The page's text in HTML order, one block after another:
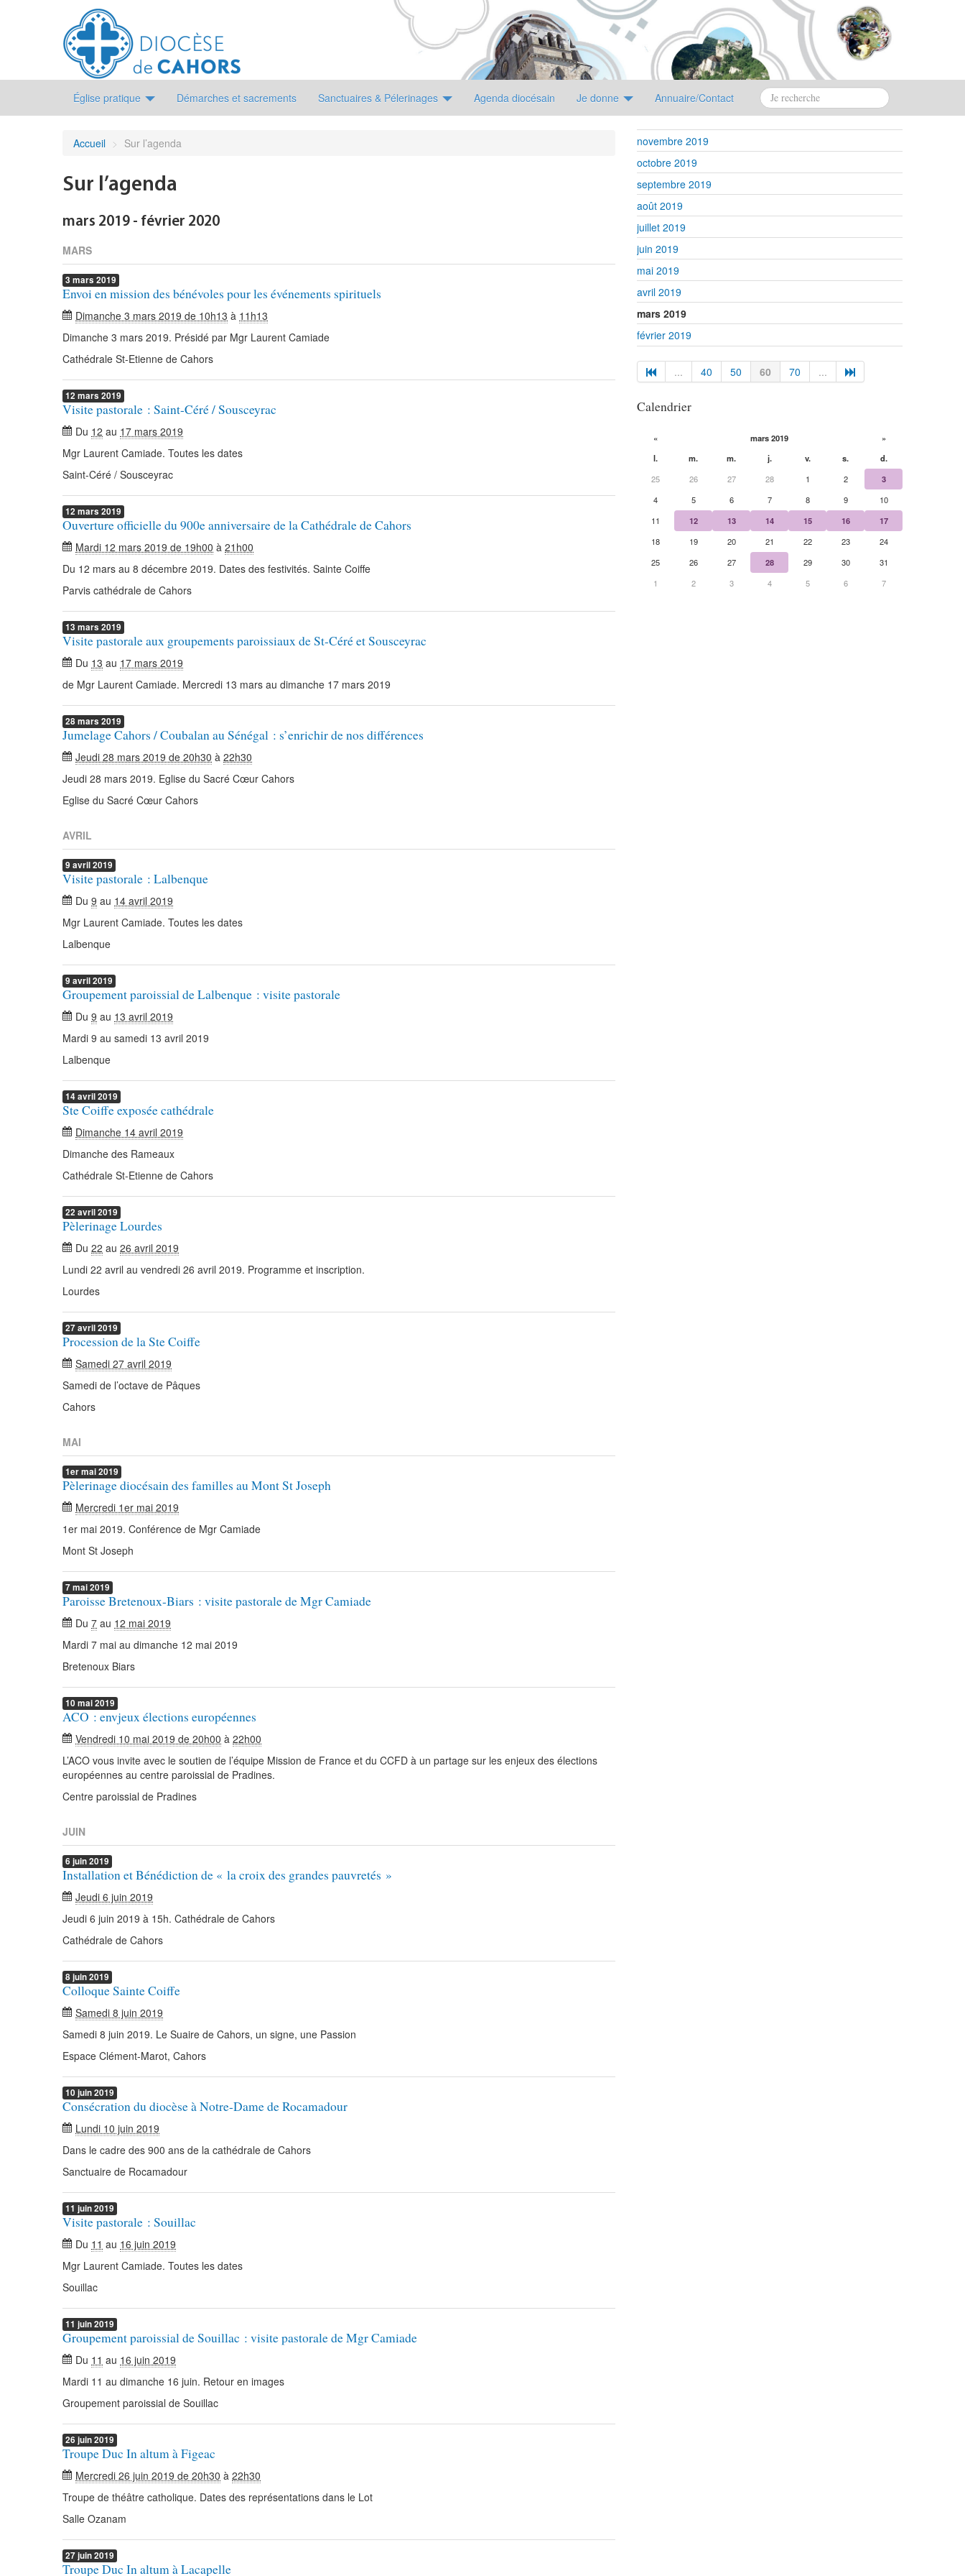
Église pratique Démarches et sacrements Sanctuaires & Pélerinages Agenda diocésain Je donne Annuaire/Contact
Accueil > Sur l’agenda
Sur l’agenda
mars 2019 - février 2020
MARS
3 mars 2019
Envoi en mission des bénévoles pour les événements spirituels
Dimanche 3 mars 2019 de 10h13 à 11h13
Dimanche 3 mars 2019. Présidé par Mgr Laurent Camiade
Cathédrale St-Etienne de Cahors
12 mars 2019
Visite pastorale : Saint-Céré / Sousceyrac
Du 12 au 17 mars 2019
Mgr Laurent Camiade. Toutes les dates
Saint-Céré / Sousceyrac
12 mars 2019
Ouverture officielle du 900e anniversaire de la Cathédrale de Cahors
Mardi 12 mars 2019 de 19h00 à 21h00
Du 12 mars au 8 décembre 2019. Dates des festivités. Sainte Coiffe
Parvis cathédrale de Cahors
13 mars 2019
Visite pastorale aux groupements paroissiaux de St-Céré et Sousceyrac
Du 13 au 17 mars 2019
de Mgr Laurent Camiade. Mercredi 13 mars au dimanche 17 mars 2019
28mars 2019
Jumelage Cahors / Coubalan au Sénégal : s’enrichir de nos différences
Jeudi 28 mars 2019 de 20h30 à 22h30
Jeudi 28 mars 2019. Eglise du Sacré Cœur Cahors
Eglise du Sacré Cœur Cahors
AVRIL
9 avril2019
Visite pastorale : Lalbenque
Du 9 au 14 avril 2019
Mgr Laurent Camiade. Toutes les dates
Lalbenque
9 avril2019
Groupement paroissial de Lalbenque : visite pastorale
Du 9 au 13 avril 2019
Mardi 9 au samedi 13 avril 2019
Lalbenque
14avril2019
Ste Coiffe exposée cathédrale
Dimanche 14 avril 2019
Dimanche des Rameaux
Cathédrale St-Etienne de Cahors
22 avril2019
Pèlerinage Lourdes
Du 22 au 26 avril 2019
Lundi 22 avril au vendredi 26 avril 2019. Programme et inscription.
Lourdes
27avril2019
Procession de la Ste Coiffe
Samedi 27 avril 2019
Samedi de l’octave de Pâques
Cahors
MAI
1ermai2019
Pèlerinage diocésain des familles au Mont St Joseph
Mercredi 1er mai 2019
1er mai 2019. Conférence de Mgr Camiade
Mont St Joseph
7mai2019
Paroisse Bretenoux-Biars : visite pastorale de Mgr Camiade
Du 7 au 12 mai 2019
Mardi 7 mai au dimanche 12 mai 2019
Bretenoux Biars
10 mai2019
ACO : envjeux élections européennes
Vendredi 10 mai 2019 de 20h00 à 22h00
L’ACO vous invite avec le soutien de l’équipe Mission de France et du CCFD à un partage sur les enjeux des élections
européennes au centre paroissial de Pradines.
Centre paroissial de Pradines
JUIN
6 juin2019
Installation et Bénédiction de « la croix des grandes pauvretés »
Jeudi 6 juin 2019
Jeudi 6 juin 2019 à 15h. Cathédrale de Cahors
Cathédrale de Cahors
8juin2019
Colloque Sainte Coiffe
Samedi 8 juin 2019
Samedi 8 juin 2019. Le Suaire de Cahors, un signe, une Passion
Espace Clément-Marot, Cahors
10 juin2019
Consécration du diocèse à Notre-Dame de Rocamadour
Lundi 10 juin 2019
Dans le cadre des 900 ans de la cathédrale de Cahors
Sanctuaire de Rocamadour
11 juin2019
Visite pastorale : Souillac
Du 11 au 16 juin 2019
Mgr Laurent Camiade. Toutes les dates
Souillac
11 juin2019
Groupement paroissial de Souillac : visite pastorale de Mgr Camiade
Du 11 au 16 juin 2019
Mardi 11 au dimanche 16 juin. Retour en images
Groupement paroissial de Souillac
26 juin2019
Troupe Duc In altum à Figeac
Mercredi 26 juin 2019 de 20h30 à 22h30
Troupe de théâtre catholique. Dates des représentations dans le Lot
Salle Ozanam
27juin2019
Troupe Duc In altum à Lacapelle
novembre 2019
octobre 2019
septembre 2019
août 2019
juillet 2019
juin 2019
mai 2019
avril 2019
mars 2019
février 2019
... 40 50 60 70 ...
Calendrier
« mars 2019
»
l.
m. m. j. v. s.
d.
25
26 27 28 1 2
3
4
5 6 7 8 9
10
11
12 13 14 15 16
17
18
19 20 21 22 23
24
25
26 27 28 29 30
31
1
2 3 4 5 6 7